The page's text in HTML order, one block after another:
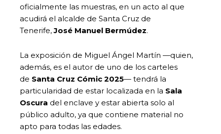
oficialmente las muestras, en un acto al que
acudirá el alcalde de Santa Cruz de
Tenerife,José Manuel Bermúdez.
La exposición de Miguel Ángel Martín —quien,
además, es el autor de uno de los carteles
de Santa Cruz Cómic 2025— tendrá la
particularidad de estar localizada en la Sala
Oscura del enclave y estar abierta solo al
público adulto, ya que contiene material no
apto para todas las edades.